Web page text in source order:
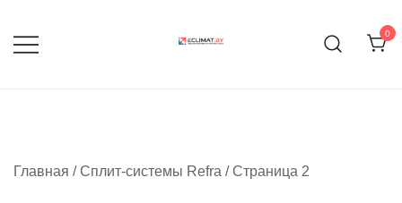
содержимому
0
Главная /Сплит-системы Refra / Страница 2